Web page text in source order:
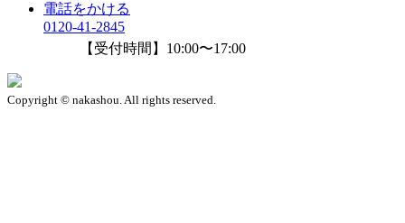
電話をかける
0120-41-2845
【受付時間】10:00〜17:00
Copyright © nakashou. All rights reserved.